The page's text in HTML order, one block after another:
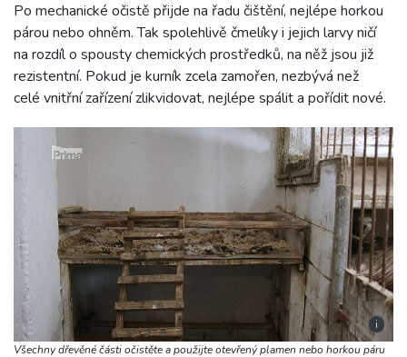
Po mechanické očistě přijde na řadu čištění, nejlépe horkou
párou nebo ohněm. Tak spolehlivě čmelíky i jejich larvy ničí
na rozdíl o spousty chemických prostředků, na něž jsou již
rezistentní. Pokud je kurník zcela zamořen, nezbývá než
celé vnitřní zařízení zlikvidovat, nejlépe spálit a pořídit nové.
i
Všechny dřevěné části očistěte a použijte otevřený plamen nebo horkou páru